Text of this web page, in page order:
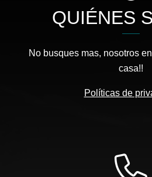
QUIÉNES
No busques mas, nosotros
casa!!
Políticas de